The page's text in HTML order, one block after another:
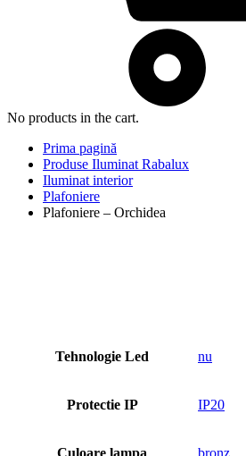
No products in the cart.
Prima pagină
Produse Iluminat Rabalux
Iluminat interior
Plafoniere
Plafoniere – Orchidea
Tehnologie Led nu
Protectie IP IP20
Culoare lampa bronz